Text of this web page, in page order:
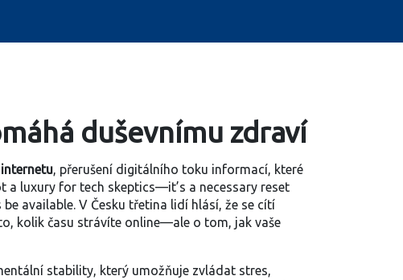
duševnímu zdraví
, přerušení digitálního toku informací, které
a luxury for tech skeptics—it’s a necessary reset
available. V Česku třetina lidí hlásí, že se cítí
kolik času strávíte online—ale o tom, jak vaše
stability, který umožňuje zvládat stres,